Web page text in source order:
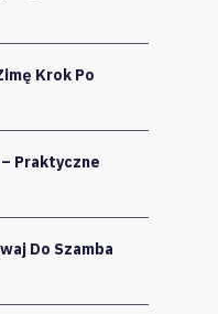
Krok Po
– Praktyczne
Do Szamba